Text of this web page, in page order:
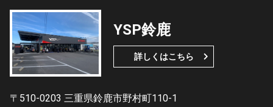
YSP鈴鹿
詳しくはこちら
〒510-0203 三重県鈴鹿市野村町110-1